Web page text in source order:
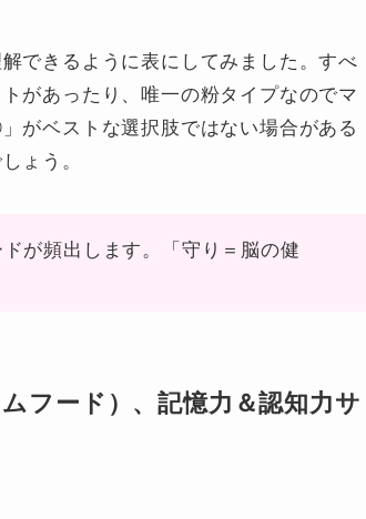
できるように表にしてみました。すべ
があったり、唯一の粉タイプなのでマ
がベストな選択肢ではない場合がある
ょう。
が頻出します。「守り＝脳の健
ード）、記憶力＆認知力サ